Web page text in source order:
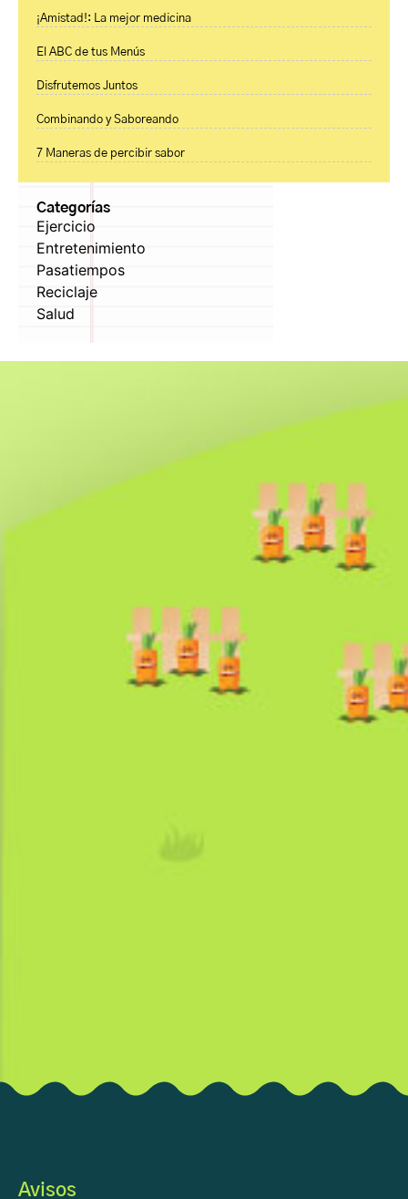
¡Amistad!: La mejor medicina
El ABC de tus Menús
Disfrutemos Juntos
Combinando y Saboreando
7 Maneras de percibir sabor
Categorías
Ejercicio
Entretenimiento
Pasatiempos
Reciclaje
Salud
Avisos